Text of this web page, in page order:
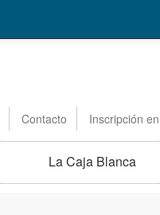
Contacto Inscripción
La Caja Blanca